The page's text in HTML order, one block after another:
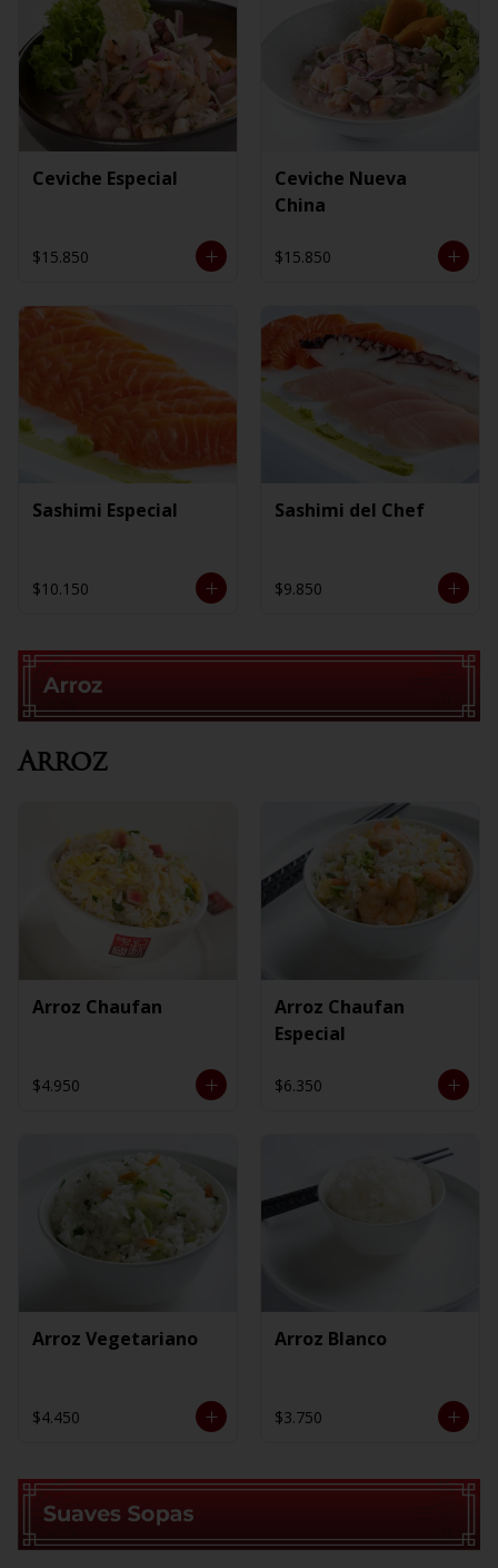
Ceviche Especial
$15.850
Ceviche Nueva
China
$15.850
Sashimi Especial
$10.150
Sashimi del Chef
$9.850
Arroz
Arroz Chaufan
$4.950
Arroz Chaufan
Especial
$6.350
Arroz Vegetariano
$4.450
Arroz Blanco
$3.750